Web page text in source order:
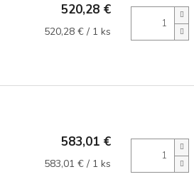
520,28 €
Jednotková
520,28 € / 1 ks
583,01 €
Jednotková
583,01 € / 1 ks